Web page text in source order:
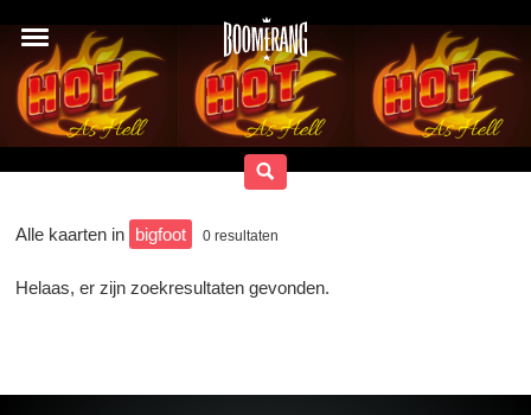
Alle kaarten in bigfoot 0 resultaten
Helaas, er zijn zoekresultaten gevonden.